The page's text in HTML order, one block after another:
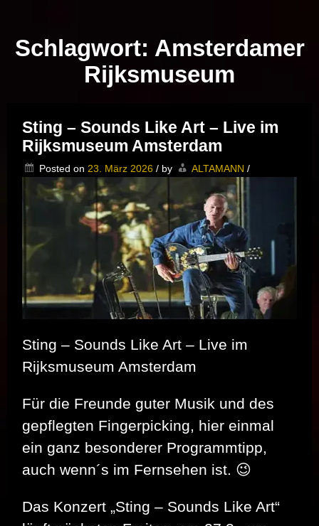
Schlagwort: Amsterdamer
Rijksmuseum
Sting – Sounds Like Art – Live im
Rijksmuseum Amsterdam
Posted on 23. März 2026 / by ALTAMANN /
Sting – Sounds Like Art – Live im
Rijksmuseum Amsterdam
Für die Freunde guter Musik und des
gepflegten Fingerpicking, hier einmal
ein ganz besonderer Programmtipp,
auch wenn´s im Fernsehen ist. 😉
Das Konzert „Sting – Sounds Like Art“